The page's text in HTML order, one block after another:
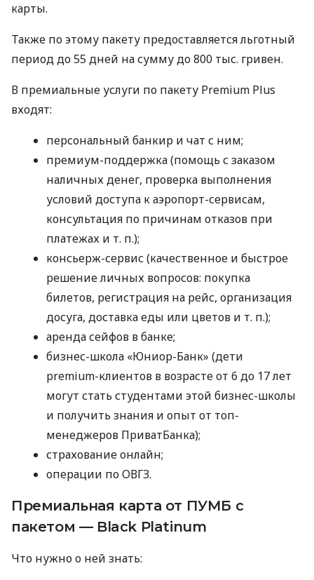
карты.
Также по этому пакету предоставляется льготный
период до 55 дней на сумму до 800 тыс. гривен.
В премиальные услуги по пакету Premium Plus
входят:
персональный банкир и чат с ним;
премиум-поддержка (помощь с заказом
наличных денег, проверка выполнения
условий доступа к аэропорт-сервисам,
консультация по причинам отказов при
платежах и т. п.);
консьерж-сервис (качественное и быстрое
решение личных вопросов: покупка
билетов, регистрация на рейс, организация
досуга, доставка еды или цветов и т. п.);
аренда сейфов в банке;
бизнес-школа «Юниор-Банк» (дети
premium-клиентов в возрасте от 6 до 17 лет
могут стать студентами этой бизнес-школы
и получить знания и опыт от топ-
менеджеров ПриватБанка);
страхование онлайн;
операции по ОВГЗ.
Премиальная карта от ПУМБ с
пакетом — Black Platinum
Что нужно о ней знать: